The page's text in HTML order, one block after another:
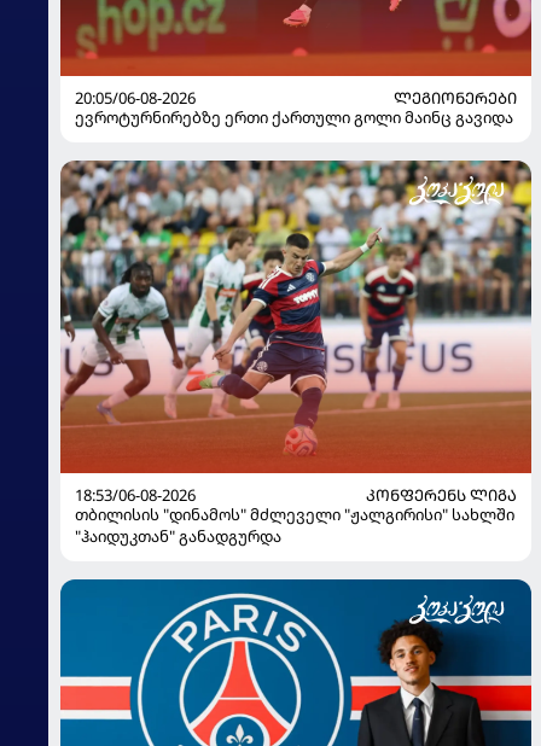
20:05/06-08-2026
ᲚᲔᲒᲘᲝᲜᲔᲠᲔᲑᲘ
ევროტურნირებზე ერთი ქართული გოლი მაინც გავიდა
18:53/06-08-2026
ᲙᲝᲜᲤᲔᲠᲔᲜᲡ ᲚᲘᲒᲐ
თბილისის "დინამოს" მძლეველი "ჟალგირისი" სახლში
"ჰაიდუკთან" განადგურდა